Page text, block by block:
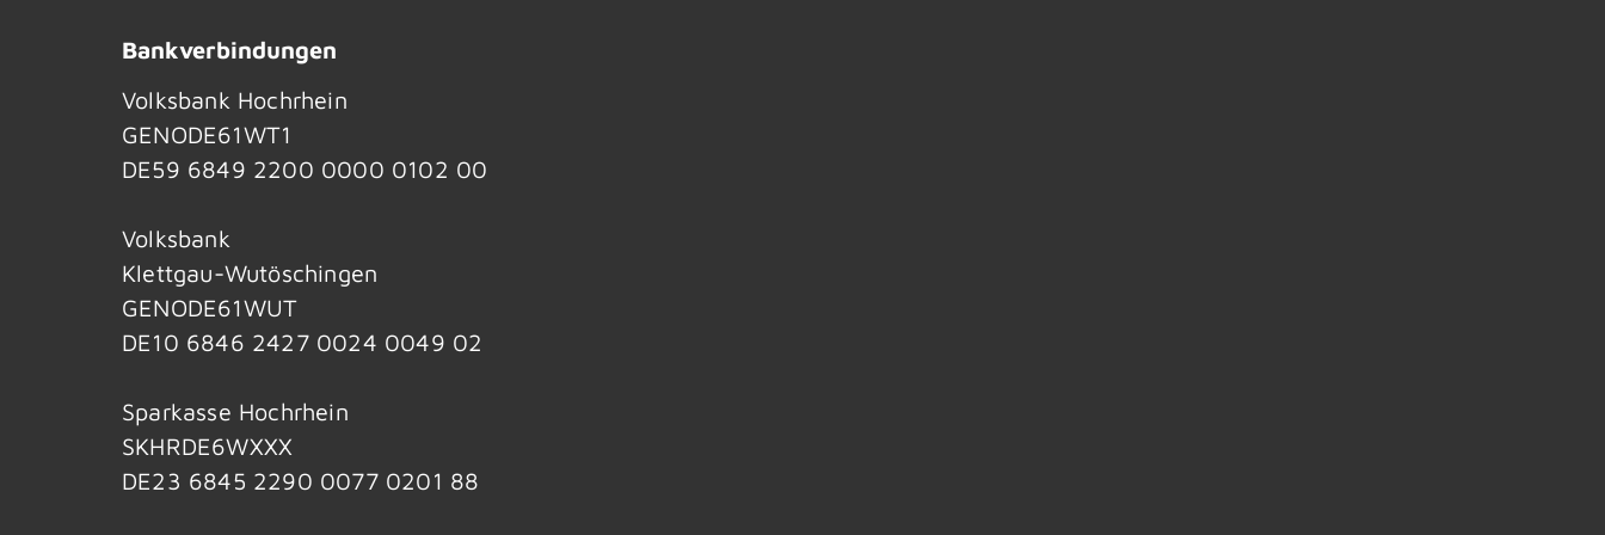
Bankverbindungen
Volksbank Hochrhein
GENODE61WT1
DE59 6849 2200 0000 0102 00
Volksbank
Klettgau-Wutöschingen
GENODE61WUT
DE10 6846 2427 0024 0049 02
Sparkasse Hochrhein
SKHRDE6WXXX
DE23 6845 2290 0077 0201 88